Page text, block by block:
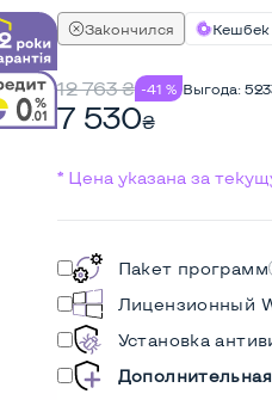
Закончился Кешбек
12 763₴ -41 % Выгода:
7 530₴
* Цена указана за
Пакет программ
Лицензионный
Установка
Дополнительная